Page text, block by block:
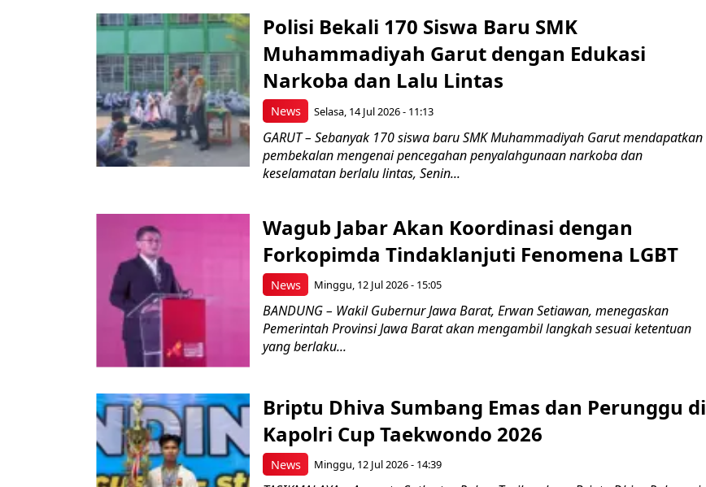
News
Polisi Bekali 170 Siswa Baru SMK
Muhammadiyah Garut dengan Edukasi
Narkoba dan Lalu Lintas
Selasa, 14 Jul 2026 - 11:13
GARUT – Sebanyak 170 siswa baru SMK Muhammadiyah Garut mendapatkan
pembekalan mengenai pencegahan penyalahgunaan narkoba dan
keselamatan berlalu lintas, Senin...
News
Wagub Jabar Akan Koordinasi dengan
Forkopimda Tindaklanjuti Fenomena LGBT
Minggu, 12 Jul 2026 - 15:05
BANDUNG – Wakil Gubernur Jawa Barat, Erwan Setiawan, menegaskan
Pemerintah Provinsi Jawa Barat akan mengambil langkah sesuai ketentuan
yang berlaku...
News
Briptu Dhiva Sumbang Emas dan Perunggu di
Kapolri Cup Taekwondo 2026
Minggu, 12 Jul 2026 - 14:39